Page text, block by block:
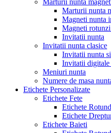
Marturii nunta
Marturii nunta
Magneti nunta
Magneti
Invitatii nunta
Invitatii nunta clasice
Invitatii nunta
Invitatii digitale
Meniuri nunta
Numere de masa
Etichete Personalizate
Etichete Fete
Etichete
Etichete
Etichete Baieti